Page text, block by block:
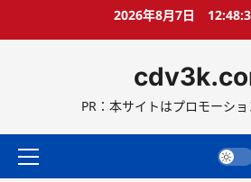
ス
ッ
2026年8月7日
PR：本サイトはプロモーシ
メ